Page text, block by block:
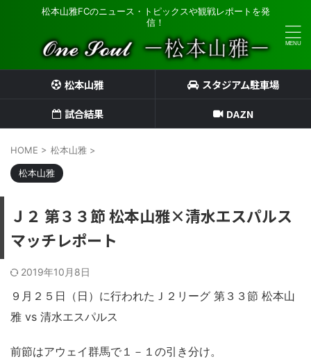
松本山雅FCのニュース・トピックスや観戦レポートを発
信！
松本山雅
スタジアム駐車場
試合結果
DAZN
HOME > 松本山雅 >
松本山雅
Ｊ２ 第３３節 松本山雅×清水エスパルス
マッチレポート
2019年10月8日
９月２５日（日）に行われたＪ２リーグ 第３３節 松本山
雅 vs 清水エスパルス
前節はアウェイ群馬で１－１の引き分け。